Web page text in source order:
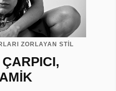
ZORLAYAN STİL